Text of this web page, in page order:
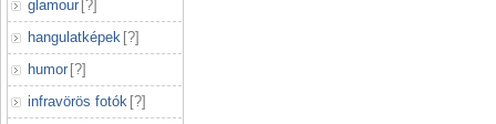
glamour [?]
hangulatképek [?]
humor [?]
infravörös fotók [?]